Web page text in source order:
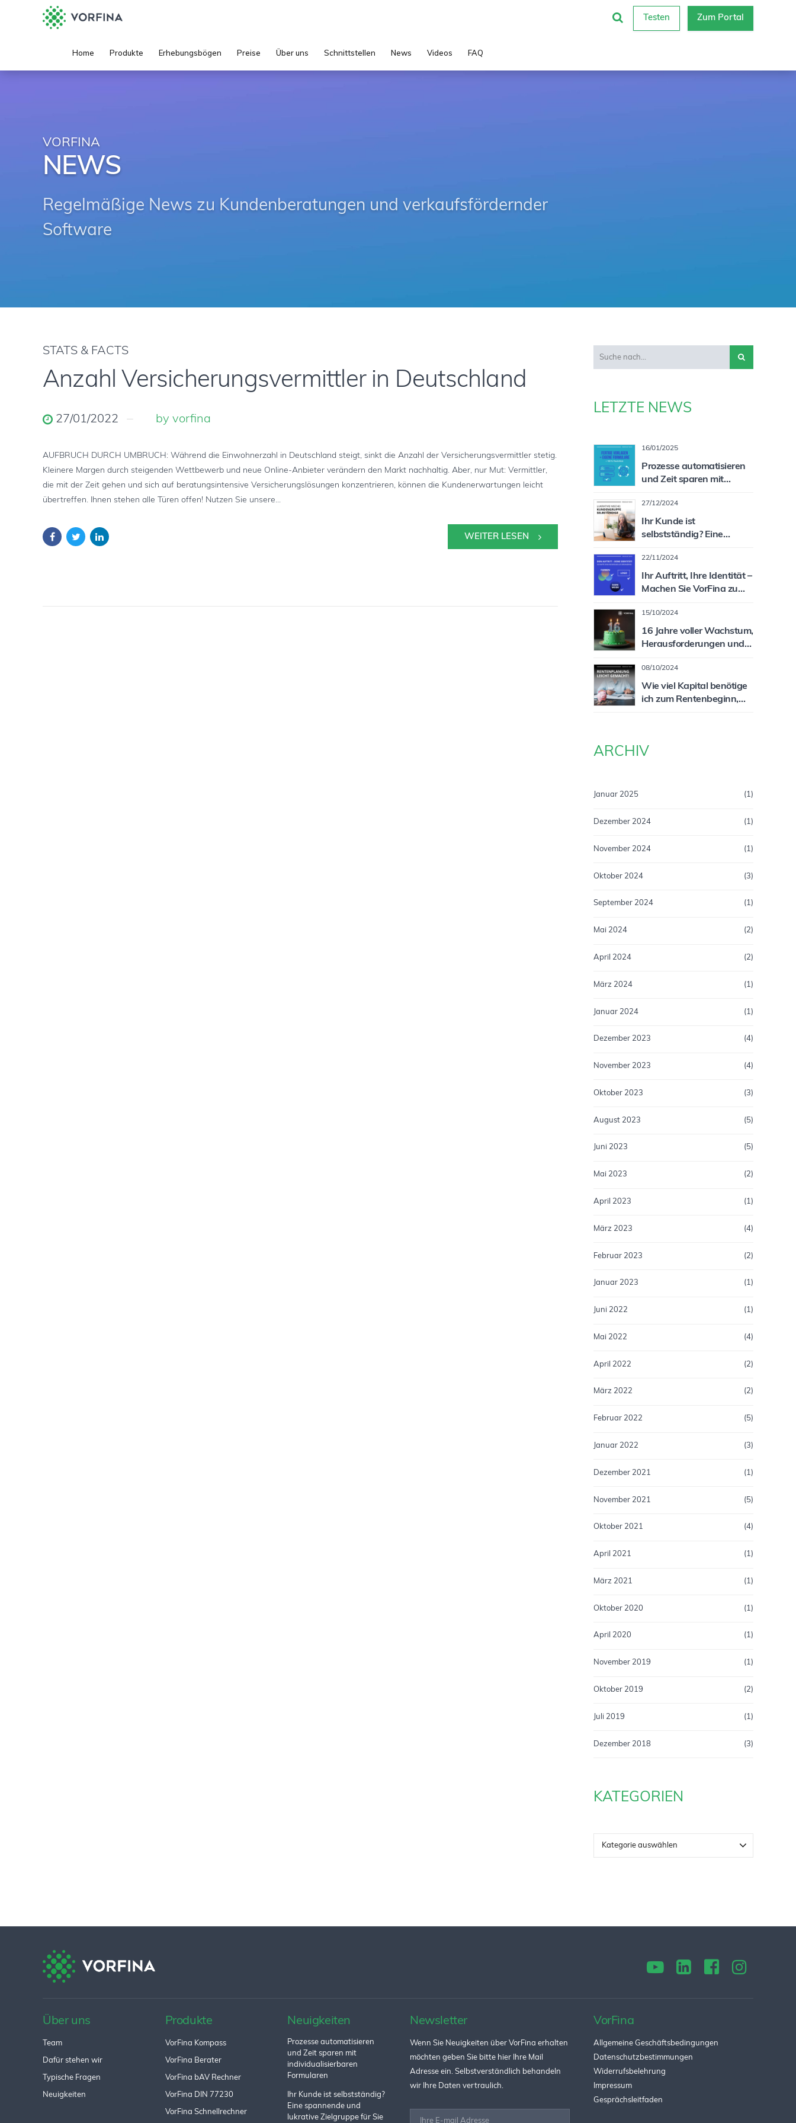
Testen Zum Portal
Home Produkte Erhebungsbögen Preise Über uns Schnittstellen News Videos FAQ
VORFINA
NEWS
Regelmäßige News zu Kundenberatungen und verkaufsfördernder
Software
STATS & FACTS
Anzahl Versicherungsvermittler in Deutschland
27/01/2022 by vorfina
AUFBRUCH DURCH UMBRUCH: Während die Einwohnerzahl in Deutschland steigt, sinkt die Anzahl der Versicherungsvermittler stetig.
Kleinere Margen durch steigenden Wettbewerb und neue Online-Anbieter verändern den Markt nachhaltig. Aber, nur Mut: Vermittler,
die mit der Zeit gehen und sich auf beratungsintensive Versicherungslösungen konzentrieren, können die Kundenerwartungen leicht
übertreffen. Ihnen stehen alle Türen offen! Nutzen Sie unsere...
WEITER LESEN
LETZTE NEWS
16/01/2025
Prozesse automatisieren
und Zeit sparen mit
Formularen
27/12/2024
Ihr Kunde ist
selbstständig? Eine
Zielgruppe für Sie als
Vermittler!
22/11/2024
Ihr Auftritt, Ihre Identität –
Machen Sie VorFina zu
15/10/2024
16 Jahre voller Wachstum,
Herausforderungen und
08/10/2024
Wie viel Kapital benötige
ich zum Rentenbeginn,
ARCHIV
Januar 2025 (1)
Dezember 2024 (1)
November 2024 (1)
Oktober 2024 (3)
September 2024 (1)
Mai 2024 (2)
April 2024 (2)
März 2024 (1)
Januar 2024 (1)
Dezember 2023 (4)
November 2023 (4)
Oktober 2023 (3)
August 2023 (5)
Juni 2023 (5)
Mai 2023 (2)
April 2023 (1)
März 2023 (4)
Februar 2023 (2)
Januar 2023 (1)
Juni 2022 (1)
Mai 2022 (4)
April 2022 (2)
März 2022 (2)
Februar 2022 (5)
Januar 2022 (3)
Dezember 2021 (1)
November 2021 (5)
Oktober 2021 (4)
April 2021 (1)
März 2021 (1)
Oktober 2020 (1)
April 2020 (1)
November 2019 (1)
Oktober 2019 (2)
Juli 2019 (1)
Dezember 2018 (3)
KATEGORIEN
Kategorie auswählen
Über uns
Team
Dafür stehen wir
Typische Fragen
Neuigkeiten
Produkte
VorFina Kompass
VorFina Berater
VorFina bAV Rechner
VorFina DIN 77230
VorFina Schnellrechner
Neuigkeiten
Prozesse automatisieren
und Zeit sparen mit
individualisierbaren
Formularen
Ihr Kunde ist selbstständig?
Eine spannende und
lukrative Zielgruppe für Sie
Newsletter
Wenn Sie Neuigkeiten über VorFina erhalten
möchten geben Sie bitte hier Ihre Mail
Adresse ein. Selbstverständlich behandeln
wir Ihre Daten vertraulich.
VorFina
Allgemeine Geschäftsbedingungen
Datenschutzbestimmungen
Widerrufsbelehrung
Impressum
Gesprächsleitfaden